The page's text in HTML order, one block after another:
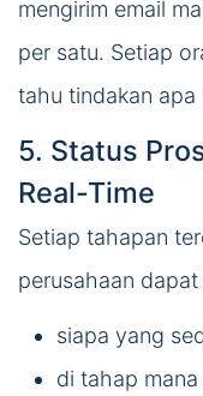
mengirim email
per satu. Setiap
tahu tindakan apa
5. Status
Real-Time
Setiap tahapan
perusahaan
siapa yang
di tahap